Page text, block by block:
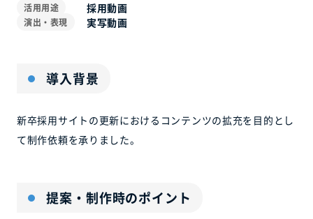
活用用途 採用動画
演出・表現 実写動画
導入背景
新卒採用サイトの更新におけるコンテンツの拡充を目的とし
て制作依頼を承りました。
提案・制作時のポイント